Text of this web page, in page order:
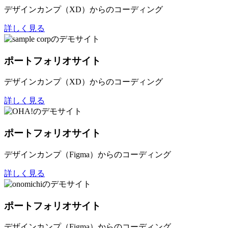
デザインカンプ（XD）からのコーディング
詳しく見る
ポートフォリオサイト
デザインカンプ（XD）からのコーディング
詳しく見る
ポートフォリオサイト
デザインカンプ（Figma）からのコーディング
詳しく見る
ポートフォリオサイト